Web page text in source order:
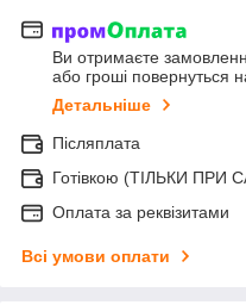
Ви отримаєте
або гроші повернуться
Детальніше
Післяплата
Готівкою (ТІЛЬКИ ПРИ
Оплата за реквізитами
Всі умови оплати